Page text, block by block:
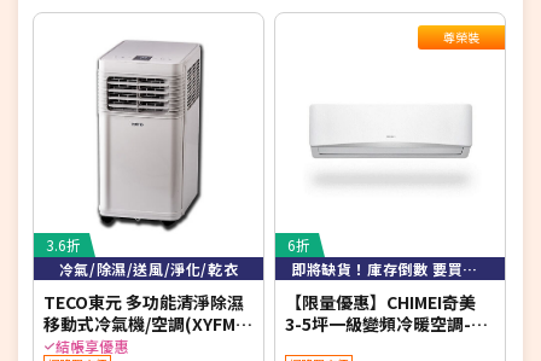
3.6折
冷氣/除濕/送風/淨化/乾衣
TECO東元 多功能清淨除濕
移動式冷氣機/空調(XYFMP-
1701FC)
結帳享優惠
尊榮裝
6折
即將缺貨！庫存倒數 要買要快！
【限量優惠】CHIMEI奇美
3-5坪一級變頻冷暖空調-星